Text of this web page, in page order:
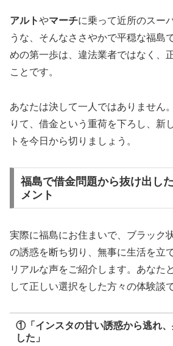
アルトやマーチに乗って近所のスー
うな、そんなささやかで平穏な福島
めの第一歩は、違法業者ではなく、
ことです。
あなたは決して一人ではありません
りて、借金という重荷を下ろし、新
トを今日から切りましょう。
福島で借金問題から抜け出し
メント
実際に福島にお住まいで、ブラック
の誘惑を断ち切り、無事に生活を立
リアルな声をご紹介します。あなた
して正しい選択をした方々の体験談で
①「インスタの甘い誘惑から逃れ、
した」